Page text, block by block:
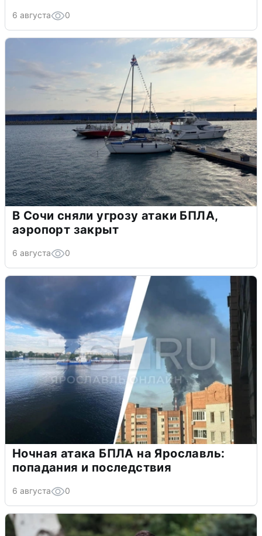
6 августа 0
В Сочи сняли угрозу атаки БПЛА,
аэропорт закрыт
6 августа 0
Ночная атака БПЛА на Ярославль:
попадания и последствия
6 августа 0